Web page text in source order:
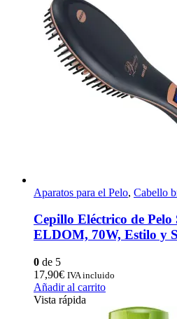
Aparatos para el Pelo, Cabello
Cepillo Eléctrico de
ELDOM, 70W, Estilo y
0 de 5
17,90€ IVA incluido
Añadir al carrito
Vista rápida